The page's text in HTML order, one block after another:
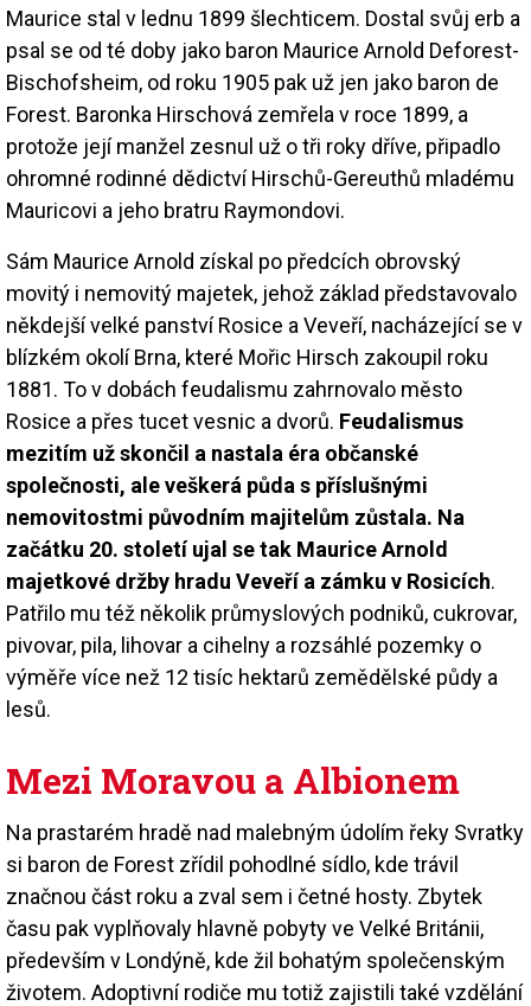
Maurice stal v lednu 1899 šlechticem. Dostal svůj erb a
psal se od té doby jako baron Maurice Arnold Deforest-
Bischofsheim, od roku 1905 pak už jen jako baron de
Forest. Baronka Hirschová zemřela v roce 1899, a
protože její manžel zesnul už o tři roky dříve, připadlo
ohromné rodinné dědictví Hirschů-Gereuthů mladému
Mauricovi a jeho bratru Raymondovi.
Sám Maurice Arnold získal po předcích obrovský
movitý i nemovitý majetek, jehož základ představovalo
někdejší velké panství Rosice a Veveří, nacházející se v
blízkém okolí Brna, které Mořic Hirsch zakoupil roku
1881. To v dobách feudalismu zahrnovalo město
Rosice a přes tucet vesnic a dvorů. Feudalismus
mezitím už skončil a nastala éra občanské
společnosti, ale veškerá půda s příslušnými
nemovitostmi původním majitelům zůstala. Na
začátku 20. století ujal se tak Maurice Arnold
majetkové držby hradu Veveří a zámku v Rosicích.
Patřilo mu též několik průmyslových podniků, cukrovar,
pivovar, pila, lihovar a cihelny a rozsáhlé pozemky o
výměře více než 12 tisíc hektarů zemědělské půdy a
lesů.
Mezi Moravou a Albionem
Na prastarém hradě nad malebným údolím řeky Svratky
si baron de Forest zřídil pohodlné sídlo, kde trávil
značnou část roku a zval sem i četné hosty. Zbytek
času pak vyplňovaly hlavně pobyty ve Velké Británii,
především v Londýně, kde žil bohatým společenským
životem. Adoptivní rodiče mu totiž zajistili také vzdělání